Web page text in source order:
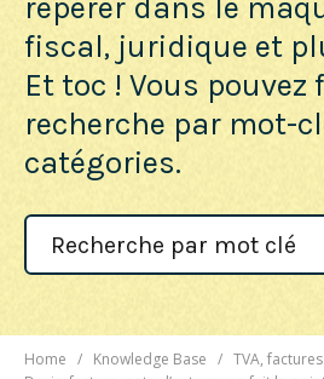
repérer dans le
fiscal, juridique et
Et toc ! Vous pouvez
recherche par mot-
catégories.
For
Home Knowledge Base
TVA,